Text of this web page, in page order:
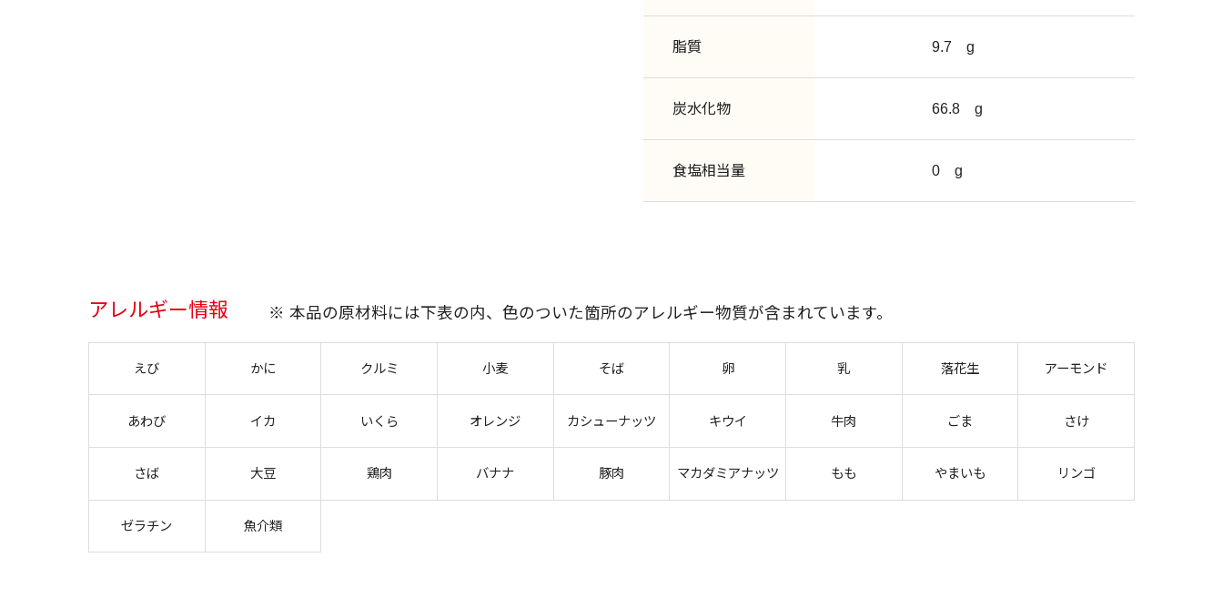
脂質 9.7 g
炭水化物 66.8 g
食塩相当量 0 g
アレルギー情報 ※ 本品の原材料には下表の内、色のついた箇所のアレルギー物質が含まれています。
えび かに クルミ 小麦 そば 卵 乳 落花生 アーモンド
あわび イカ いくら オレンジ カシューナッツ キウイ 牛肉 ごま さけ
さば 大豆 鶏肉 バナナ 豚肉 マカダミアナッツ もも やまいも リンゴ
ゼラチン 魚介類